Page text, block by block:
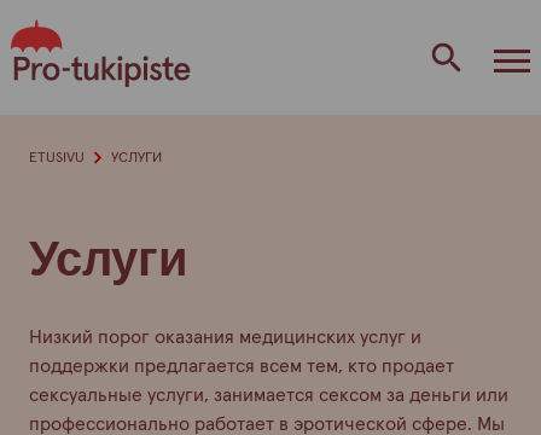
содержанию
Услуги
Низкий порог оказания медицинских услуг и
поддержки предлагается всем тем, кто продает
сексуальные услуги, занимается сексом за деньги или
профессионально работает в эротической сфере. Мы
ETUSIVU УСЛУГИ